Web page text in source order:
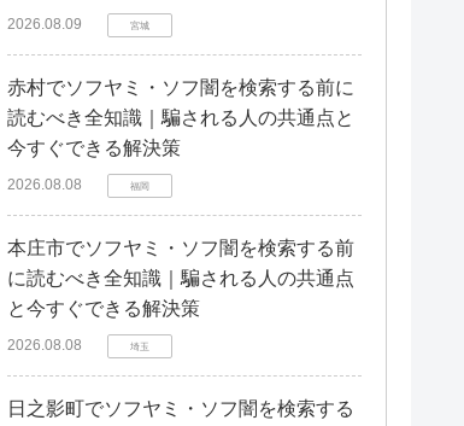
2026.08.09 宮城
赤村でソフヤミ・ソフ闇を検索する前に
読むべき全知識｜騙される人の共通点と
今すぐできる解決策
2026.08.08 福岡
本庄市でソフヤミ・ソフ闇を検索する前
に読むべき全知識｜騙される人の共通点
と今すぐできる解決策
2026.08.08 埼玉
日之影町でソフヤミ・ソフ闇を検索する